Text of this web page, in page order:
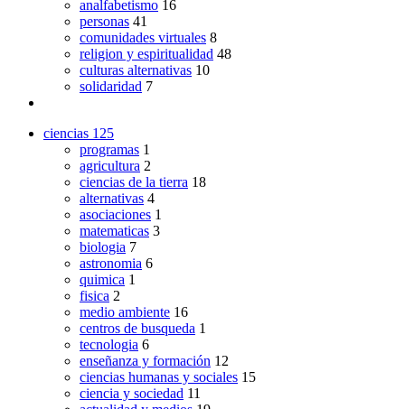
analfabetismo 16
personas 41
comunidades virtuales 8
religion y espiritualidad 48
culturas alternativas 10
solidaridad 7
ciencias 125
programas 1
agricultura 2
ciencias de la tierra 18
alternativas 4
asociaciones 1
matematicas 3
biologia 7
astronomia 6
quimica 1
fisica 2
medio ambiente 16
centros de busqueda 1
tecnologia 6
enseñanza y formación 12
ciencias humanas y sociales 15
ciencia y sociedad 11